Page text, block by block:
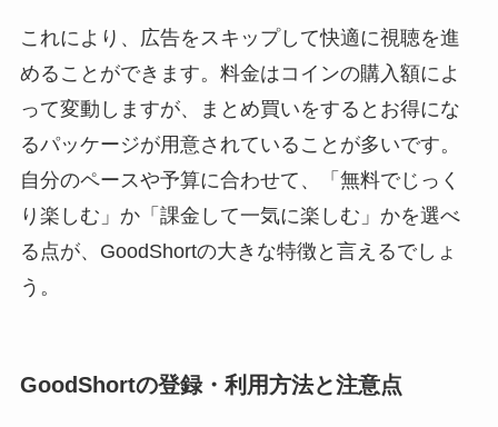
これにより、広告をスキップして快適に視聴を進
めることができます。料金はコインの購入額によ
って変動しますが、まとめ買いをするとお得にな
るパッケージが用意されていることが多いです。
自分のペースや予算に合わせて、「無料でじっく
り楽しむ」か「課金して一気に楽しむ」かを選べ
る点が、GoodShortの大きな特徴と言えるでしょ
う。
GoodShortの登録・利用方法と注意点